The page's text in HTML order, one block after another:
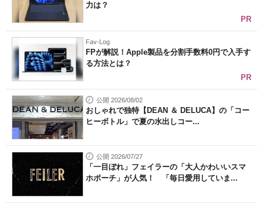
力は？
PR
Fav-Log
FPが解説！Apple製品を分割手数料0円で入手す
る方法とは？
PR
公開 2026/08/02
おしゃれで独特【DEAN ＆ DELUCA】の「コー
ヒーボトル」で夏の水出しコー...
公開 2026/07/27
「一目ぼれ」フェイラーの「大人かわいいスマ
ホポーチ」が人気！ 「毎日愛用していま...